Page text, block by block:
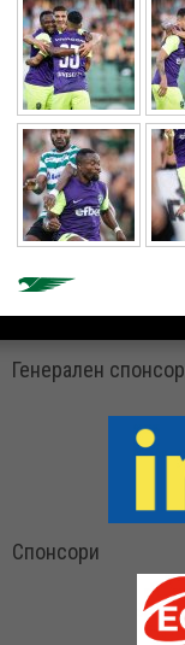
Генерален спонсор
Спонсори